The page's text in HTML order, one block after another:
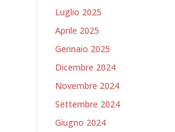
Luglio 2025
Aprile 2025
Gennaio 2025
Dicembre 2024
Novembre 2024
Settembre 2024
Giugno 2024